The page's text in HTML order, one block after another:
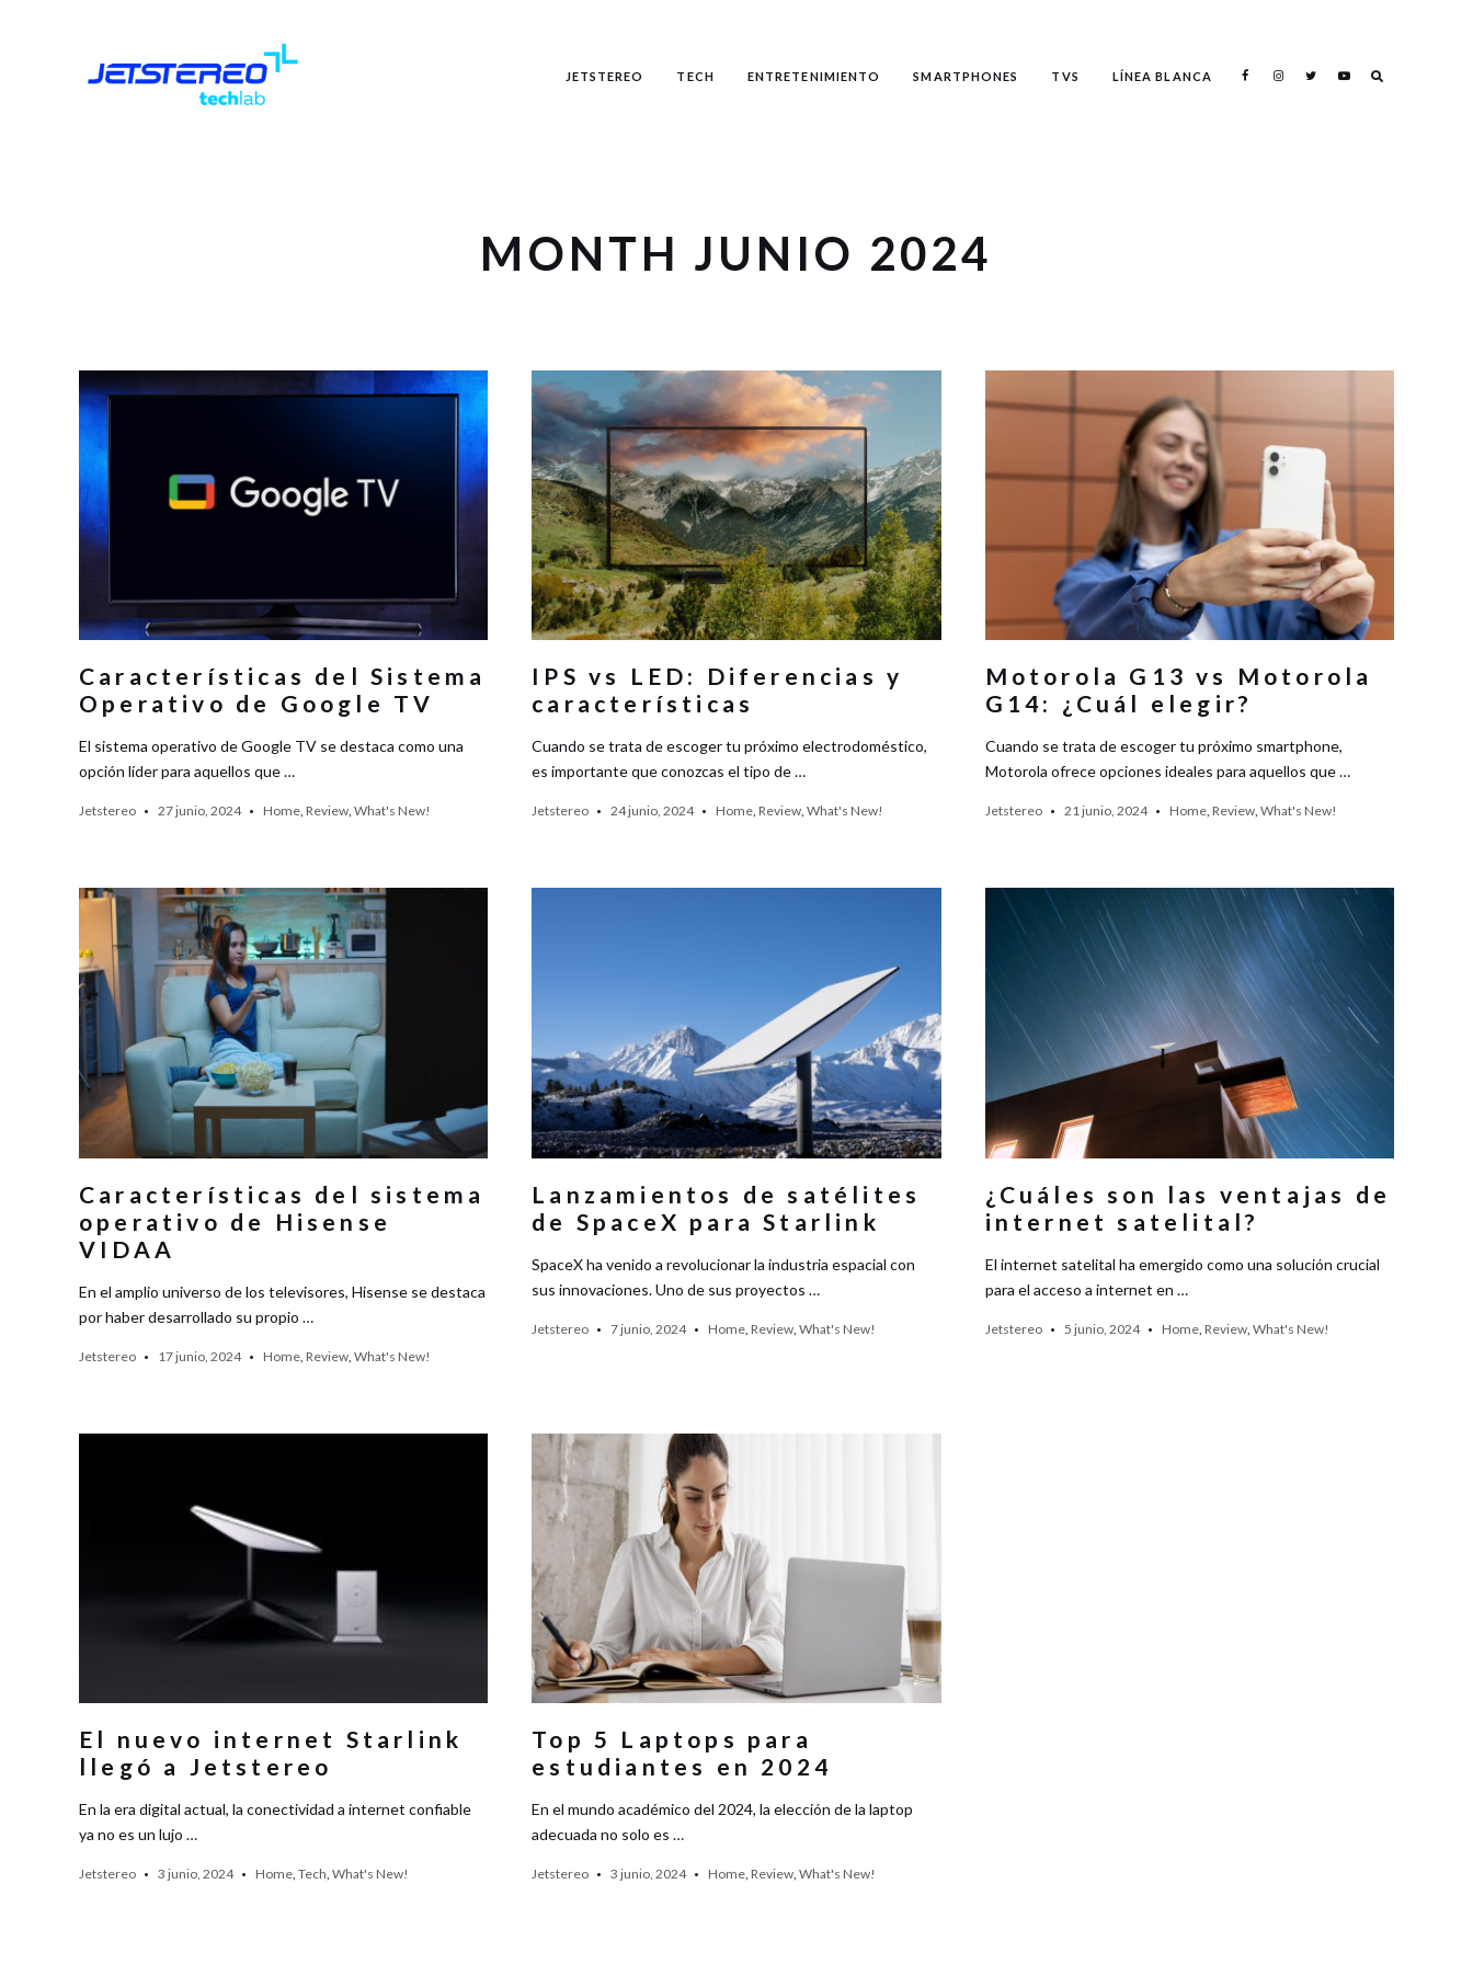
JETSTEREO TECH ENTRETENIMIENTO SMARTPHONES TVS LÍNEA BLANCA
MONTH JUNIO 2024
Características del Sistema
Operativo de Google TV
El sistema operativo de Google TV se destaca como una
opción líder para aquellos que …
Jetstereo 27 junio, 2024 Home, Review, What's New!
IPS vs LED: Diferencias y
características
Cuando se trata de escoger tu próximo electrodoméstico,
es importante que conozcas el tipo de …
Jetstereo 24 junio, 2024 Home,Review,What's New!
Motorola G13 vs Motorola
G14: ¿Cuál elegir?
Cuando se trata de escoger tu próximo smartphone,
Motorola ofrece opciones ideales para aquellos que …
Jetstereo 21 junio, 2024 Home, Review, What's New!
Características del sistema
operativo de Hisense
VIDAA
En el amplio universo de los televisores, Hisense se destaca
por haber desarrollado su propio …
Jetstereo 17 junio, 2024 Home Review What's New!
Lanzamientos de satélites
de SpaceX para Starlink
SpaceX ha venido a revolucionar la industria espacial con
sus innovaciones. Uno de sus proyectos …
Jetstereo 7 junio, 2024 Home ,Review ,What's New!
¿Cuáles son las ventajas de
internet satelital?
El internet satelital ha emergido como una solución crucial
para el acceso a internet en …
Jetstereo 5 junio, 2024 Home, Review, What's New!
El nuevo internet Starlink
llegó a Jetstereo
En la era digital actual, la conectividad a internet confiable
ya no es un lujo …
Jetstereo 3 junio, 2024 Home, Tech, What's New!
Top 5 Laptops para
estudiantes en 2024
En el mundo académico del 2024, la elección de la laptop
adecuada no solo es …
Jetstereo 3 junio, 2024 Home,Review,What's New!